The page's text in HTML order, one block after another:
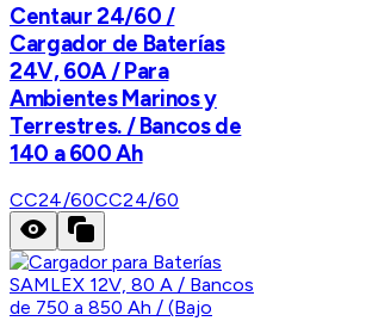
Centaur 24/60 /
Cargador de Baterías
24V, 60A / Para
Ambientes Marinos y
Terrestres. / Bancos de
140 a 600 Ah
CC24/60CC24/60